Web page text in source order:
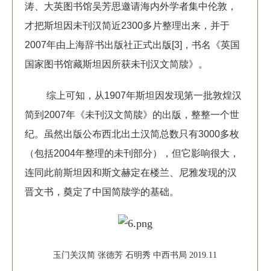
涛、大英图书馆吴芳思邀请海内外学者集中伦敦，
才把斯坦因未刊汉简近2300多片整理出来，并于
2007年由上海辞书出版社正式出版[3]，书名《英国
国家图书馆藏斯坦因所获未刊汉文简牍》。
综上可知，从1907年斯坦因发现第一批敦煌汉
简到2007年《未刊汉文简牍》的出版，整整一个世
纪。虽然出版公布西北出土汉简总数只有3000多枚
（包括2004年整理的未刊部分），但它影响很大，
连同此前斯坦因和斯文赫定在楼兰、尼雅发现的汉
晋文书，奠定了中国简牍学的基础。
玉门关汉简 张德芳 石明秀 中西书局 2019.11